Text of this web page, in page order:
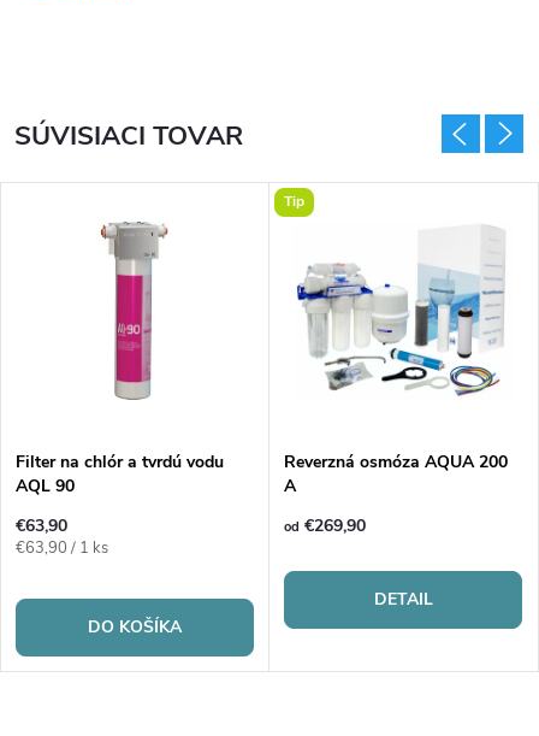
SÚVISIACI TOVAR
Filter na chlór a tvrdú vodu
AQL 90
€63,90
Jednotková
€63,90 / 1 ks
DO KOŠÍKA
Tip
Reverzná osmóza AQUA 200
A
od €269,90
DETAIL